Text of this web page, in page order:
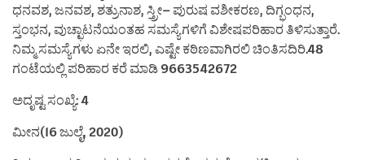
ಧನವಶ, ಜನವಶ, ಶತ್ರುನಾಶ, ಸ್ತ್ರೀ– ಪುರುಷ ವಶೀಕರಣ, ದಿಗ್ಭಂಧನ,
ಸ್ತಂಭನ, ವುಚ್ಛಾಟನೆಯಂತಹ ಸಮಸ್ಯೆಗಳಿಗೆ ವಿಶೇಷಪರಿಹಾರ ತಿಳಿಸುತ್ತಾರೆ.
ನಿಮ್ಮ ಸಮಸ್ಯೆಗಳು ಏನೇ ಇರಲಿ, ಎಷ್ಟೇ ಕಠಿಣವಾಗಿರಲಿ ಚಿಂತಿಸದಿರಿ.48
ಗಂಟೆಯಲ್ಲಿ ಪರಿಹಾರ ಕರೆ ಮಾಡಿ 9663542672
ಅದೃಷ್ಟ ಸಂಖ್ಯೆ: 4
ಮೀನ(16 ಜುಲೈ, 2020)